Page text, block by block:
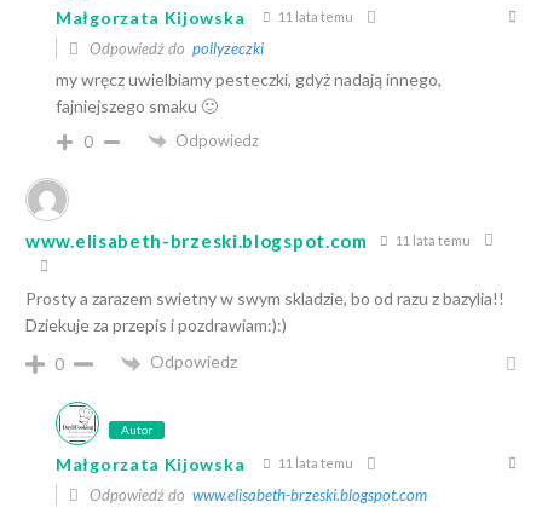
Małgorzata Kijowska 11 lata temu
Odpowiedź do pollyzeczki
my wręcz uwielbiamy pesteczki, gdyż nadają innego,
fajniejszego smaku 🙂
0 Odpowiedz
www.elisabeth-brzeski.blogspot.com 11 lata temu
Prosty a zarazem swietny w swym skladzie, bo od razu z bazylia!!
Dziekuje za przepis i pozdrawiam:):)
0
Odpowiedz
Autor
Małgorzata Kijowska 11 lata temu
Odpowiedź do www.elisabeth-brzeski.blogspot.com